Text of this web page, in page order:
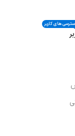
های کاربر